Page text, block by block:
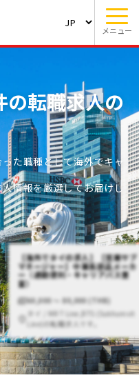
メニュー
の転職求人の
た職種として海外でキャ
情報を厳選してお届けし
【海外でタイの求人】【営業サブ
マネージャー】中華系部品メーカ
ー（通勤便利・キャリアパス豊
富）
60,000 〜 80,000 (THB)
タイ / MRT Line,BTS (Sukhumvit
Line)の転職求人です。